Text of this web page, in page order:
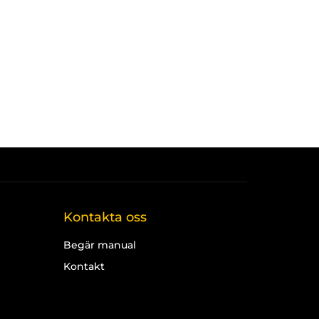
Kontakta oss
Begär manual
Kontakt